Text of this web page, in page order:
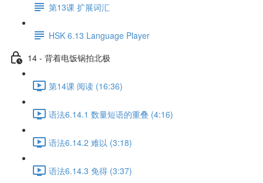
第13课 扩展词汇
HSK 6.13 Language Player
14 - 背着电饭锅拍北极
第14课 阅读 (16:36)
语法6.14.1 数量短语的重叠 (4:16)
语法6.14.2 难以 (3:18)
语法6.14.3 免得 (3:37)